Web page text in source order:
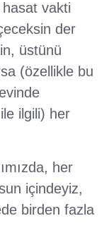
hasat vakti
der
üstünü
(özellikle bu
ilgili) her
her
içindeyiz,
birden fazla